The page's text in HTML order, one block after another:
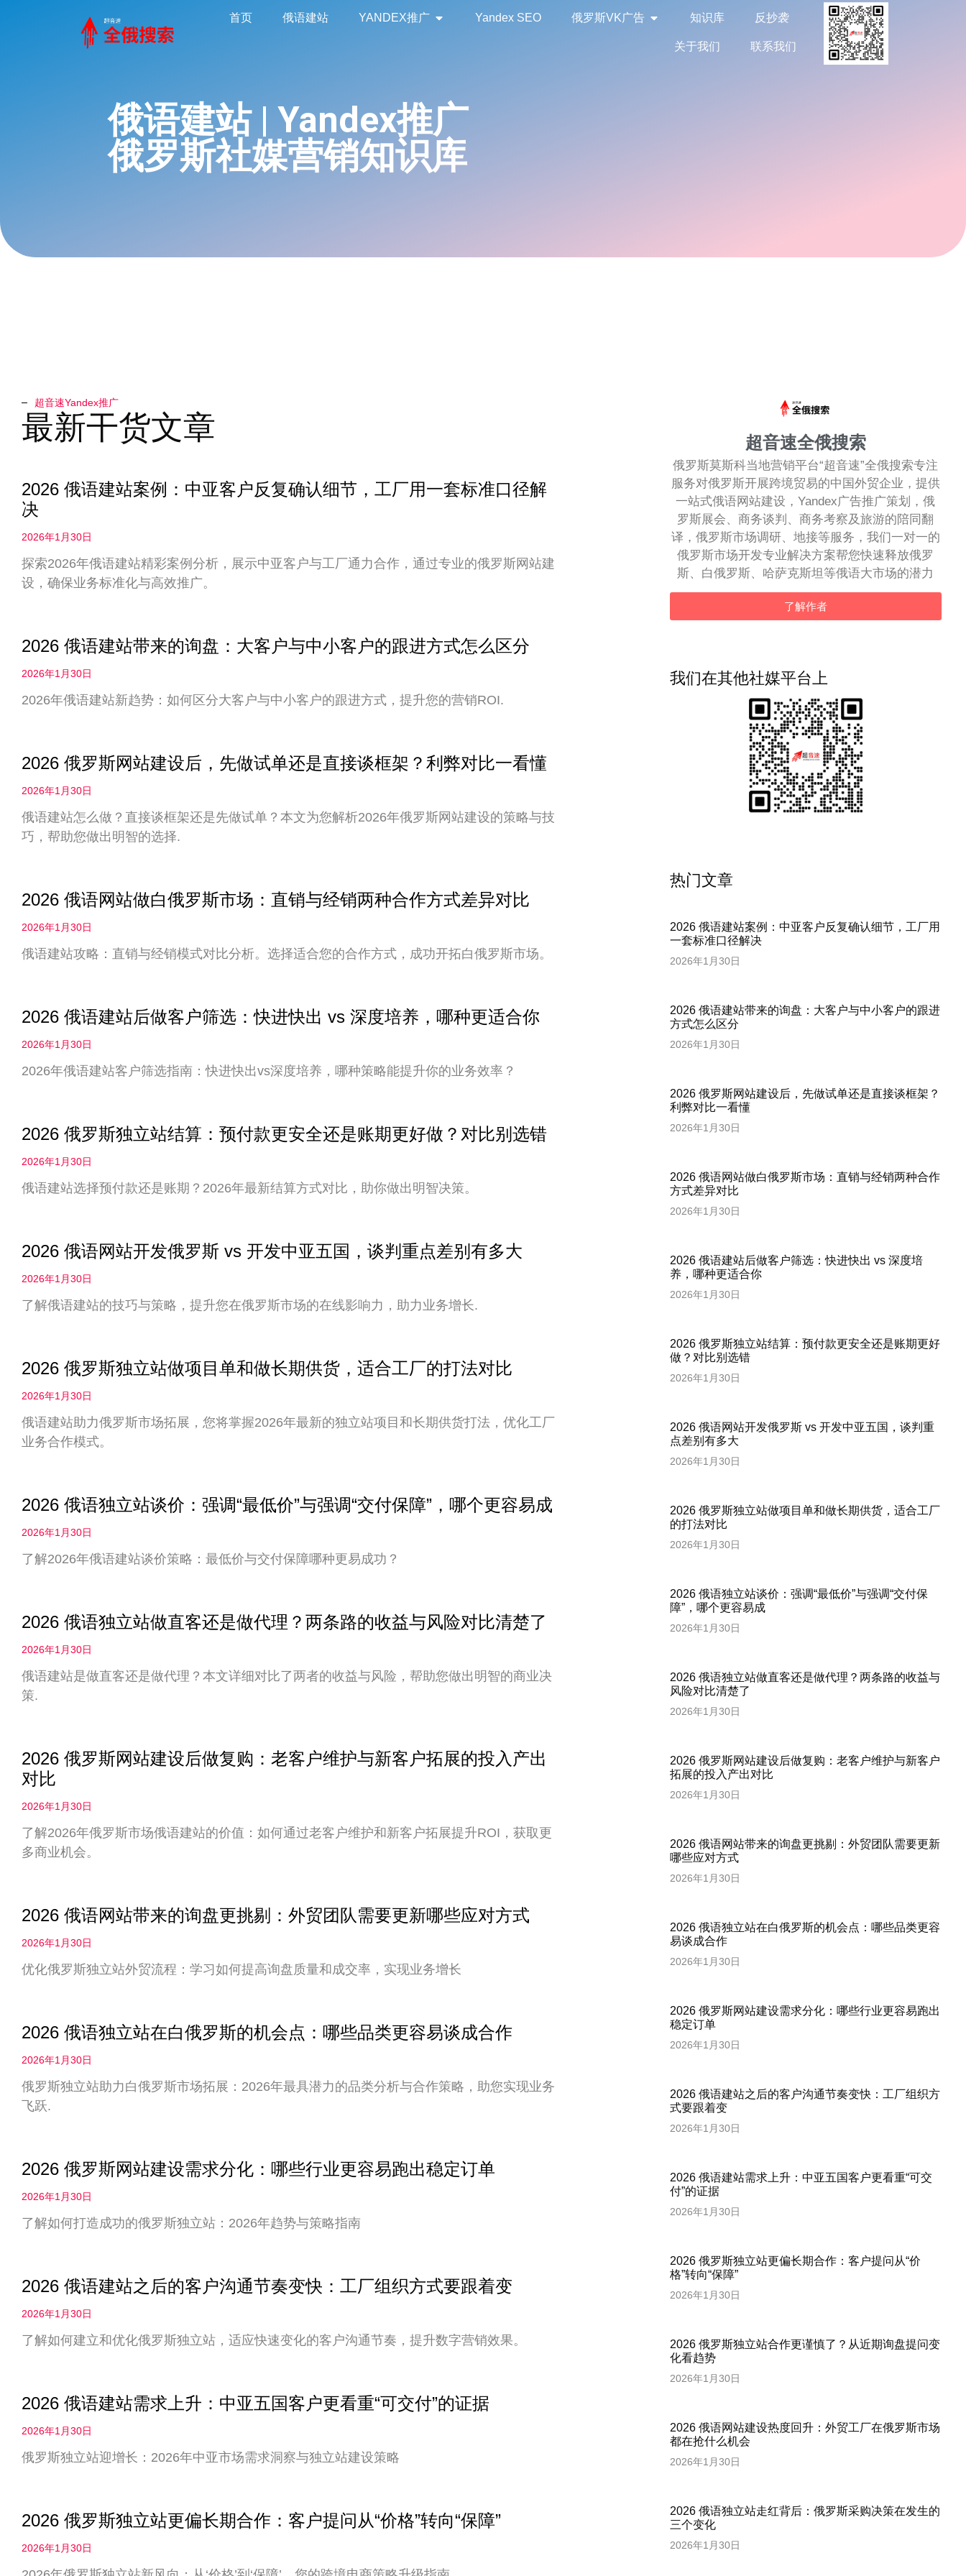
首页 俄语建站 YANDEX推广 Yandex SEO 俄罗斯VK广告 知识库 反抄袭
关于我们 联系我们
俄语建站 | Yandex推广
俄罗斯社媒营销知识库
超音速Yandex推广​
最新干货文章
2026 俄语建站案例：中亚客户反复确认细节，工厂用一套标准口径解
决
2026年1月30日
探索2026年俄语建站精彩案例分析，展示中亚客户与工厂通力合作，通过专业的俄罗斯网站建
设，确保业务标准化与高效推广。
2026 俄语建站带来的询盘：大客户与中小客户的跟进方式怎么区分
2026年1月30日
2026年俄语建站新趋势：如何区分大客户与中小客户的跟进方式，提升您的营销ROI.
2026 俄罗斯网站建设后，先做试单还是直接谈框架？利弊对比一看懂
2026年1月30日
俄语建站怎么做？直接谈框架还是先做试单？本文为您解析2026年俄罗斯网站建设的策略与技
巧，帮助您做出明智的选择.
2026 俄语网站做白俄罗斯市场：直销与经销两种合作方式差异对比
2026年1月30日
俄语建站攻略：直销与经销模式对比分析。选择适合您的合作方式，成功开拓白俄罗斯市场。
2026 俄语建站后做客户筛选：快进快出 vs 深度培养，哪种更适合你
2026年1月30日
2026年俄语建站客户筛选指南：快进快出vs深度培养，哪种策略能提升你的业务效率？
2026 俄罗斯独立站结算：预付款更安全还是账期更好做？对比别选错
2026年1月30日
俄语建站选择预付款还是账期？2026年最新结算方式对比，助你做出明智决策。
2026 俄语网站开发俄罗斯 vs 开发中亚五国，谈判重点差别有多大
2026年1月30日
了解俄语建站的技巧与策略，提升您在俄罗斯市场的在线影响力，助力业务增长.
2026 俄罗斯独立站做项目单和做长期供货，适合工厂的打法对比
2026年1月30日
俄语建站助力俄罗斯市场拓展，您将掌握2026年最新的独立站项目和长期供货打法，优化工厂
业务合作模式。
2026 俄语独立站谈价：强调“最低价”与强调“交付保障”，哪个更容易成
2026年1月30日
了解2026年俄语建站谈价策略：最低价与交付保障哪种更易成功？
2026 俄语独立站做直客还是做代理？两条路的收益与风险对比清楚了
2026年1月30日
俄语建站是做直客还是做代理？本文详细对比了两者的收益与风险，帮助您做出明智的商业决
策.
2026 俄罗斯网站建设后做复购：老客户维护与新客户拓展的投入产出
对比
2026年1月30日
了解2026年俄罗斯市场俄语建站的价值：如何通过老客户维护和新客户拓展提升ROI，获取更
多商业机会。
2026 俄语网站带来的询盘更挑剔：外贸团队需要更新哪些应对方式
2026年1月30日
优化俄罗斯独立站外贸流程：学习如何提高询盘质量和成交率，实现业务增长
2026 俄语独立站在白俄罗斯的机会点：哪些品类更容易谈成合作
2026年1月30日
俄罗斯独立站助力白俄罗斯市场拓展：2026年最具潜力的品类分析与合作策略，助您实现业务
飞跃.
2026 俄罗斯网站建设需求分化：哪些行业更容易跑出稳定订单
2026年1月30日
了解如何打造成功的俄罗斯独立站：2026年趋势与策略指南
2026 俄语建站之后的客户沟通节奏变快：工厂组织方式要跟着变
2026年1月30日
了解如何建立和优化俄罗斯独立站，适应快速变化的客户沟通节奏，提升数字营销效果。
2026 俄语建站需求上升：中亚五国客户更看重“可交付”的证据
2026年1月30日
俄罗斯独立站迎增长：2026年中亚市场需求洞察与独立站建设策略
2026 俄罗斯独立站更偏长期合作：客户提问从“价格”转向“保障”
2026年1月30日
超音速全俄搜索
俄罗斯莫斯科当地营销平台“超音速”全俄搜索专注
服务对俄罗斯开展跨境贸易的中国外贸企业，提供
一站式俄语网站建设，Yandex广告推广策划，俄
罗斯展会、商务谈判、商务考察及旅游的陪同翻
译，俄罗斯市场调研、地接等服务，我们一对一的
俄罗斯市场开发专业解决方案帮您快速释放俄罗
斯、白俄罗斯、哈萨克斯坦等俄语大市场的潜力
了解作者
我们在其他社媒平台上
热门文章
2026 俄语建站案例：中亚客户反复确认细节，工厂用
一套标准口径解决
2026年1月30日
2026 俄语建站带来的询盘：大客户与中小客户的跟进
方式怎么区分
2026年1月30日
2026 俄罗斯网站建设后，先做试单还是直接谈框架？
利弊对比一看懂
2026年1月30日
2026 俄语网站做白俄罗斯市场：直销与经销两种合作
方式差异对比
2026年1月30日
2026 俄语建站后做客户筛选：快进快出 vs 深度培
养，哪种更适合你
2026年1月30日
2026 俄罗斯独立站结算：预付款更安全还是账期更好
做？对比别选错
2026年1月30日
2026 俄语网站开发俄罗斯 vs 开发中亚五国，谈判重
点差别有多大
2026年1月30日
2026 俄罗斯独立站做项目单和做长期供货，适合工厂
的打法对比
2026年1月30日
2026 俄语独立站谈价：强调“最低价”与强调“交付保
障”，哪个更容易成
2026年1月30日
2026 俄语独立站做直客还是做代理？两条路的收益与
风险对比清楚了
2026年1月30日
2026 俄罗斯网站建设后做复购：老客户维护与新客户
拓展的投入产出对比
2026年1月30日
2026 俄语网站带来的询盘更挑剔：外贸团队需要更新
哪些应对方式
2026年1月30日
2026 俄语独立站在白俄罗斯的机会点：哪些品类更容
易谈成合作
2026年1月30日
2026 俄罗斯网站建设需求分化：哪些行业更容易跑出
稳定订单
2026年1月30日
2026 俄语建站之后的客户沟通节奏变快：工厂组织方
式要跟着变
2026年1月30日
2026 俄语建站需求上升：中亚五国客户更看重“可交
付”的证据
2026年1月30日
2026 俄罗斯独立站更偏长期合作：客户提问从“价
格”转向“保障”
2026年1月30日
2026 俄罗斯独立站合作更谨慎了？从近期询盘提问变
化看趋势
2026年1月30日
2026 俄语网站建设热度回升：外贸工厂在俄罗斯市场
都在抢什么机会
2026年1月30日
2026 俄语独立站走红背后：俄罗斯采购决策在发生的
三个变化
2026年1月30日